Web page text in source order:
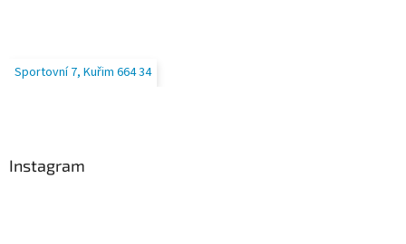
Sportovní 7, Kuřim 664 34
Instagram